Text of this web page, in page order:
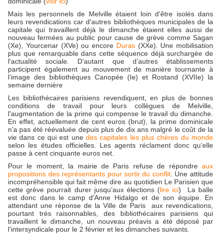
Mais les personnels de Melville étaient loin d'être isolés dans
leurs revendications car d'autres bibliothèques municipales de la
capitale qui travaillent déjà le dimanche étaient elles aussi de
nouveau fermées au public pour cause de grève comme Sagan
(Xe), Yourcenar (XVe) ou encore Duras(XXe). Une mobilisation
plus que remarquable dans cette séquence déjà surchargée de
l'actualité sociale. D’autant que d’autres établissements
participent également au mouvement de manière tournante à
l’image des bibliothèques Canopée (Ie) et Rostand (XVIIe) la
semaine dernière
Les bibliothécaires parisiens revendiquent, en plus de bonnes
conditions de travail pour leurs collègues de Melville,
l'augmentation de la prime qui compense le travail du dimanche.
En effet, actuellement de cent euros (brut), la prime dominicale
n’a pas été réévaluée depuis plus de dix ans malgré le coût de la
vie dans ce qui est une des capitales les plus chères du monde
selon les études officielles. Les agents réclament donc qu’elle
passe à cent cinquante euros net.
Pour le moment, la mairie de Paris refuse de répondre aux
propositions des représentants pour sortir du conflit. Une attitude
incompréhensible qui fait même dire au quotidien Le Parisien que
cette grève pourrait durer jusqu’aux élections (lire ici) La balle
est donc dans le camp d'Anne Hidalgo et de son équipe. En
attendant une réponse de la Ville de Paris aux revendications,
pourtant très raisonnables, des bibliothécaires parisiens qui
travaillent le dimanche, un nouveau préavis a été déposé par
l'intersyndicale pour le 2 février et les dimanches suivants.